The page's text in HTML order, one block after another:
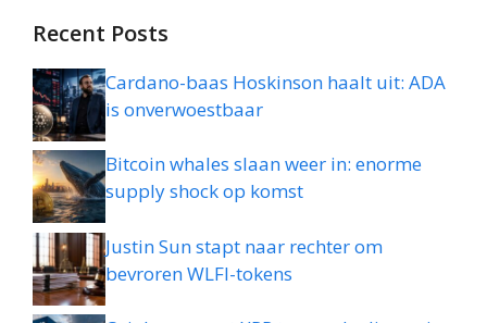
Recent Posts
Cardano-baas Hoskinson haalt uit: ADA
is onverwoestbaar
Bitcoin whales slaan weer in: enorme
supply shock op komst
Justin Sun stapt naar rechter om
bevroren WLFI-tokens